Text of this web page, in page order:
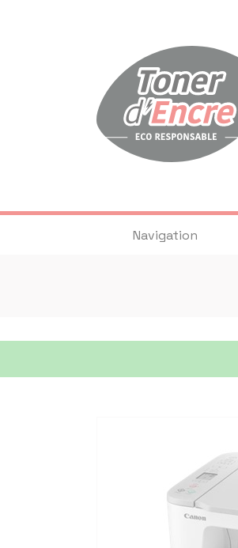
Navigation